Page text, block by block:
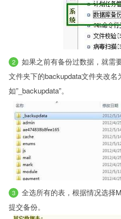
如果之前有备份过数据，就需
文件夹下的backupdata文件夹改名
如”_backupdata”。
全选所有的表，根据情况选择
提交备份。